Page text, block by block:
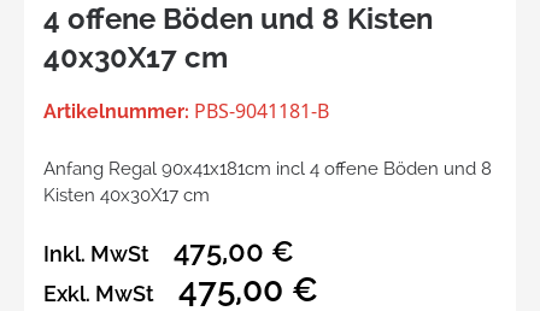
4 offene Böden und 8 Kisten
40x30X17 cm
Artikelnummer: PBS-9041181-B
Anfang Regal 90x41x181cm incl 4 offene Böden und 8
Kisten 40x30X17 cm
Inkl. MwSt 475,00 €
Exkl. MwSt 475,00 €